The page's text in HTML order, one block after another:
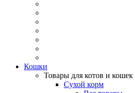
Кошки
Товары для котов и кошек
Сухой корм